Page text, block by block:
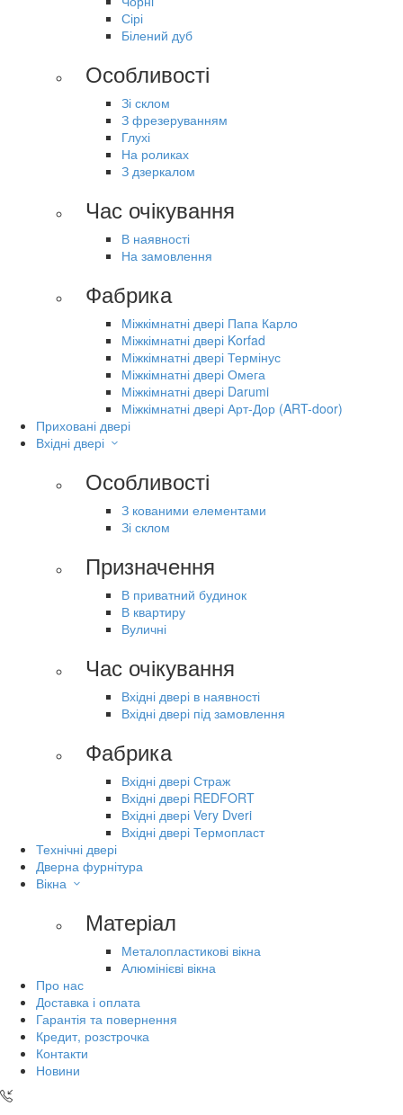
Сірі
Білений дуб
Особливості
Зі склом
З фрезеруванням
Глухі
На роликах
З дзеркалом
Час очікування
В наявності
На замовлення
Фабрика
Міжкімнатні двері Папа Карло
Міжкімнатні двері Korfad
Міжкімнатні двері Термінус
Міжкімнатні двері Омега
Міжкімнатні двері Darumi
Міжкімнатні двері Арт-Дор (ART-door)
Приховані двері
Вхідні двері
Особливості
З кованими елементами
Зі склом
Призначення
В приватний будинок
В квартиру
Вуличні
Час очікування
Вхідні двері в наявності
Вхідні двері під замовлення
Фабрика
Вхідні двері Страж
Вхідні двері REDFORT
Вхідні двері Very Dveri
Вхідні двері Термопласт
Технічні двері
Дверна фурнітура
Вікна
Матеріал
Металопластикові вікна
Алюмінієві вікна
Про нас
Доставка і оплата
Гарантія та повернення
Кредит, розстрочка
Контакти
Новини